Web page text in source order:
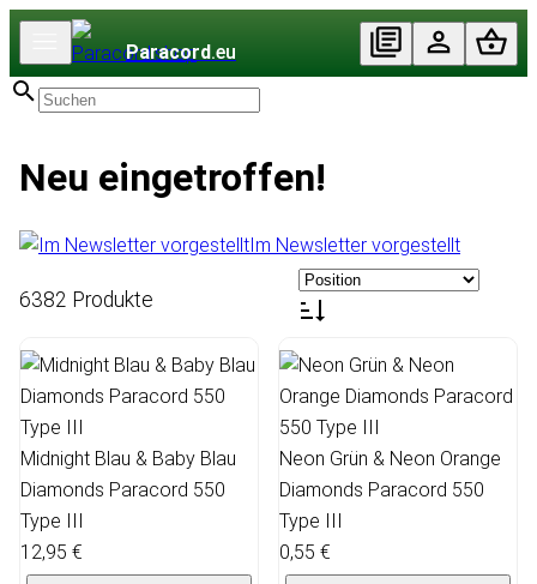
Paracord.eu
Neu eingetroffen!
Im Newsletter vorgestellt
6382 Produkte
Midnight Blau & Baby Blau
Diamonds Paracord 550
Type III
12,95 €
Neon Grün & Neon Orange
Diamonds Paracord 550
Type III
0,55 €